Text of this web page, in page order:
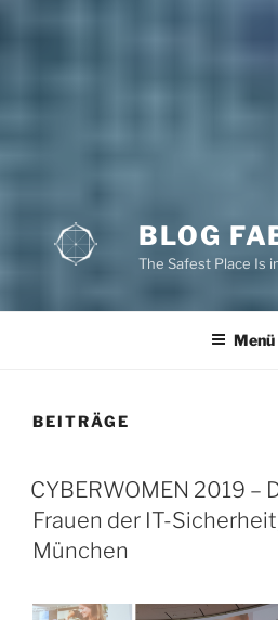
BLOG
The Safest Place Is
Menü
BEITRÄGE
CYBERWOMEN 2019 –
Frauen der IT-
München